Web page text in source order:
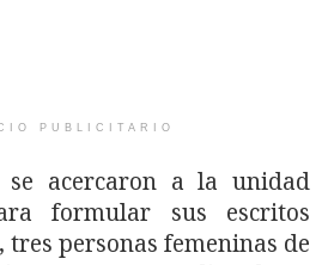
PUBLICITARIO
se acercaron a la unidad
formular sus escritos
tres personas femeninas de